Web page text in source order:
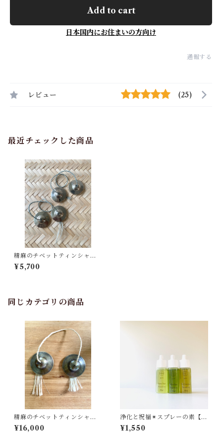
Add to cart
日本国内にお住まいの方向け
通報する
レビュー (25)
最近チェックした商品
精麻のチベットティンシャ・
プレーン・S・藍染め精麻
¥5,700
同じカテゴリの商品
精麻のチベットティンシャ・
プレーン大・B
¥16,000
浄化と祝福✴︎スプレーの素【2
025年仕込】 Purifying & B
lessing Essence— yos. ori
¥1,550